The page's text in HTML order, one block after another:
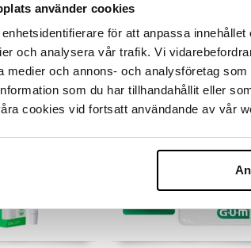
använder cookies
för att anpassa
och analysera vår trafik. Vi
medier och annons- och analysföretag
som du har tillhandahållit eller
cookies vid fortsatt användande av vår
reise.
kr 119